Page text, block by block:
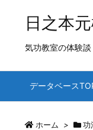
日之本
気功教室の体験談
データベース
ホーム > 功